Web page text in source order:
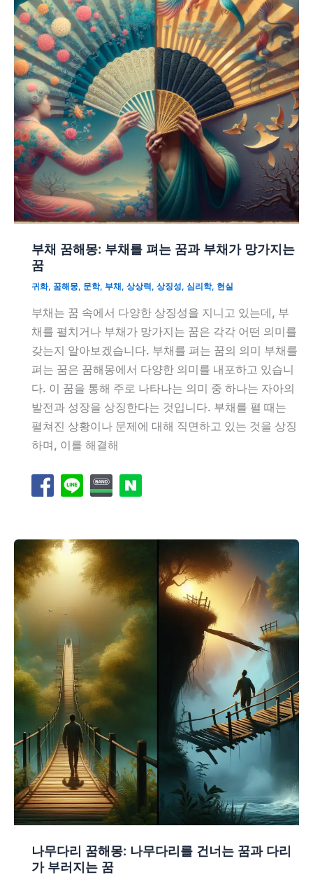
부채 꿈해몽: 부채를 펴는 꿈과 부채가 망가지는
꿈
귀화, 꿈해몽, 문학, 부채 , 상상력 , 상징성, 심리학, 현실
부채는 꿈 속에서 다양한 상징성을 지니고 있는데, 부
채를 펼치거나 부채가 망가지는 꿈은 각각 어떤 의미를
갖는지 알아보겠습니다. 부채를 펴는 꿈의 의미 부채를
펴는 꿈은 꿈해몽에서 다양한 의미를 내포하고 있습니
다. 이 꿈을 통해 주로 나타나는 의미 중 하나는 자아의
발전과 성장을 상징한다는 것입니다. 부채를 펼 때는
펼쳐진 상황이나 문제에 대해 직면하고 있는 것을 상징
하며, 이를 해결해
나무다리 꿈해몽: 나무다리를 건너는 꿈과 다리
가 부러지는 꿈